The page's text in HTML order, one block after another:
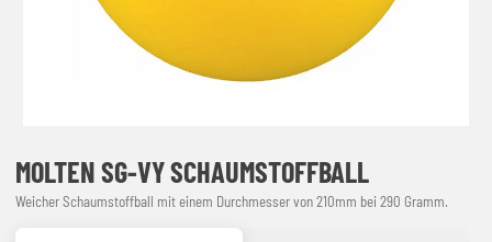
MOLTEN SG-VY SCHAUMSTOFFBALL
Weicher Schaumstoffball mit einem Durchmesser von 210mm bei 290 Gramm.